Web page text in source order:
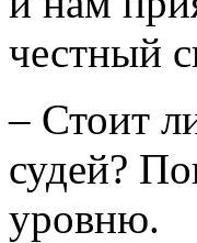
честный
– Стоит
судей?
уровню.